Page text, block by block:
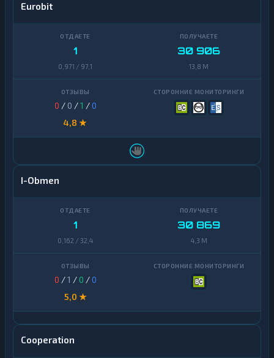
Eurobit
1
0,971 / 97,1
30 906
13,8 M
0 / 0 /1 /0
4,8 ★
I-Obmen
1
0,162 / 32,4
30 869
4,3 M
0 /1 /0 /0
5,0 ★
Cooperation